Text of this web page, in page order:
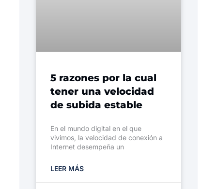
5 razones por la cual
tener una velocidad
de subida estable
En el mundo digital en el que
vivimos, la velocidad de conexión a
Internet desempeña un
LEER MÁS